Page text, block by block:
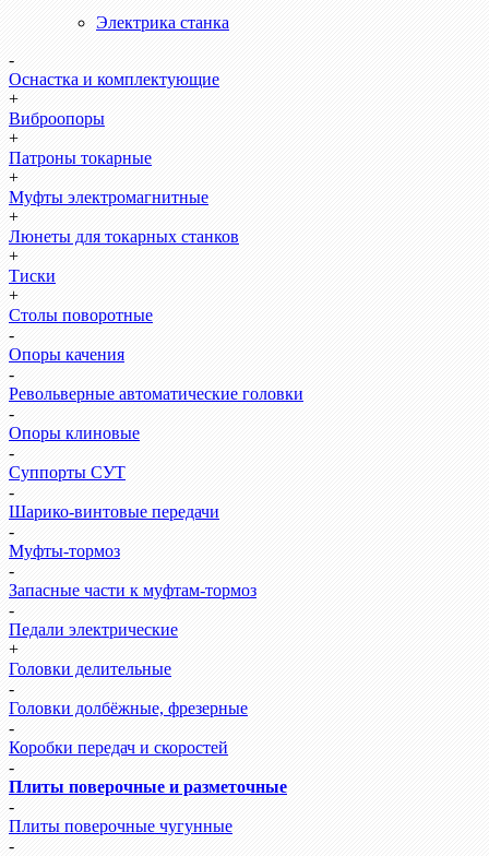
Электрика станка
-
Оснастка и комплектующие
+
Виброопоры
+
Патроны токарные
+
Муфты электромагнитные
+
Люнеты для токарных станков
+
Тиски
+
Столы поворотные
-
Опоры качения
-
Револьверные автоматические головки
-
Опоры клиновые
-
Суппорты СУТ
-
Шарико-винтовые передачи
-
Муфты-тормоз
-
Запасные части к муфтам-тормоз
-
Педали электрические
+
Головки делительные
-
Головки долбёжные, фрезерные
-
Коробки передач и скоростей
-
Плиты поверочные и разметочные
-
Плиты поверочные чугунные
-